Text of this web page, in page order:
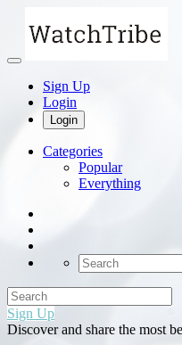
Sign Up
Login
Login
Categories
Popular
Everything
Sign Up
Discover and share the most